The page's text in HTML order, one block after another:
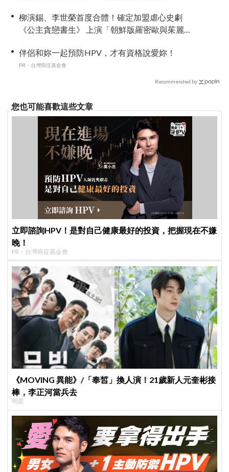
柳演錫、李世榮首度合體！確定加盟虐心史劇
《公主貪戀書生》 上演「朝鮮版羅密歐與茱麗
伴侶和妳一起預防HPV，才有資格說愛妳！
PR・台灣癌症基金會
Recommended by
您也可能喜歡這些文章
立即諮詢HPV！是對自己健康最好的投資，把握現在不嫌
晚！
PR・台灣癌症基金會
《MOVING 異能》/「奉皙」換人演！21歲新人元奎彬接
棒，李正河當兵去
明星